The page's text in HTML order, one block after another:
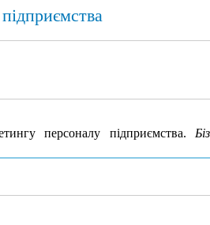
персоналу підприємства.